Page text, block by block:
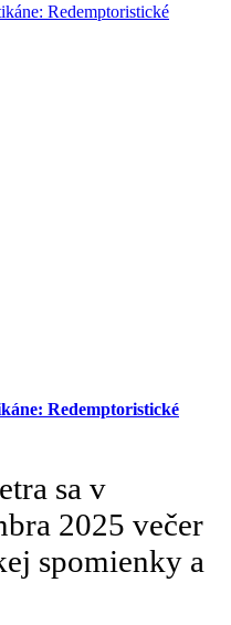
Redemptoristické
sa v
2025 večer
spomienky a